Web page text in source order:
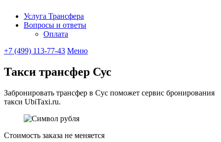
Ubitaxi
Услуга Трансфера
Вопросы и ответы
Оплата
+7 (499) 113-77-43 Меню
Такси трансфер Сус
Забронировать трансфер в Сус поможет сервис бронирования
такси UbiTaxi.ru.
Стоимость заказа не меняется